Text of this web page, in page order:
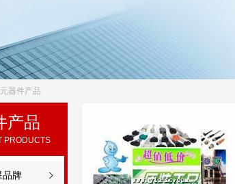
元器件产品
产品
PRODUCTS
品牌